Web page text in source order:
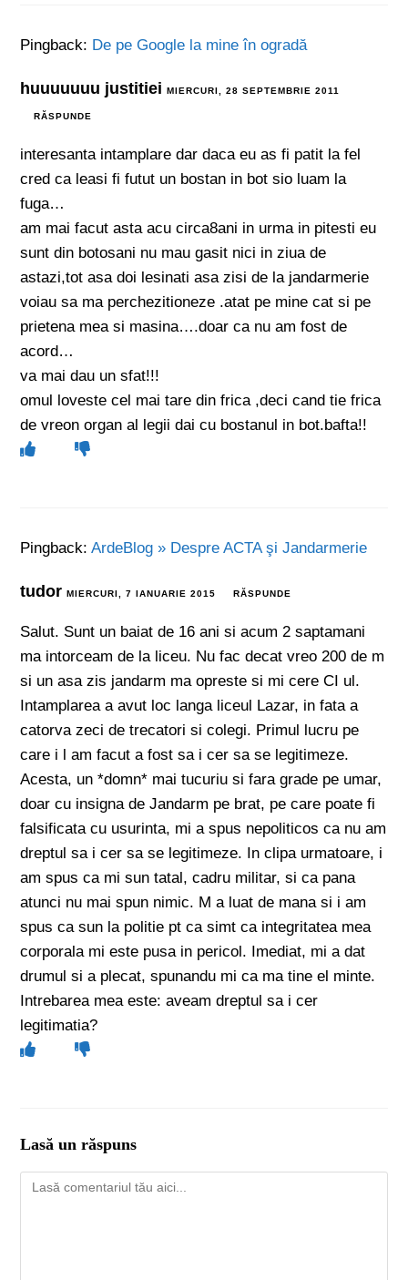
Pingback: De pe Google la mine în ogradă
huuuuuuu justitieiMIERCURI, 28 SEPTEMBRIE 2011
RĂSPUNDE
interesanta intamplare dar daca eu as fi patit la fel
cred ca leasi fi futut un bostan in bot sio luam la
fuga…
am mai facut asta acu circa8ani in urma in pitesti eu
sunt din botosani nu mau gasit nici in ziua de
astazi,tot asa doi lesinati asa zisi de la jandarmerie
voiau sa ma perchezitioneze .atat pe mine cat si pe
prietena mea si masina….doar ca nu am fost de
acord…
va mai dau un sfat!!!
omul loveste cel mai tare din frica ,deci cand tie frica
de vreon organ al legii dai cu bostanul in bot.bafta!!
Pingback:ArdeBlog » Despre ACTA şi Jandarmerie
tudorMIERCURI, 7 IANUARIE 2015 RĂSPUNDE
Salut. Sunt un baiat de 16 ani si acum 2 saptamani
ma intorceam de la liceu. Nu fac decat vreo 200 de m
si un asa zis jandarm ma opreste si mi cere CI ul.
Intamplarea a avut loc langa liceul Lazar, in fata a
catorva zeci de trecatori si colegi. Primul lucru pe
care i l am facut a fost sa i cer sa se legitimeze.
Acesta, un *domn* mai tucuriu si fara grade pe umar,
doar cu insigna de Jandarm pe brat, pe care poate fi
falsificata cu usurinta, mi a spus nepoliticos ca nu am
dreptul sa i cer sa se legitimeze. In clipa urmatoare, i
am spus ca mi sun tatal, cadru militar, si ca pana
atunci nu mai spun nimic. M a luat de mana si i am
spus ca sun la politie pt ca simt ca integritatea mea
corporala mi este pusa in pericol. Imediat, mi a dat
drumul si a plecat, spunandu mi ca ma tine el minte.
Intrebarea mea este: aveam dreptul sa i cer
legitimatia?
Lasă un răspuns